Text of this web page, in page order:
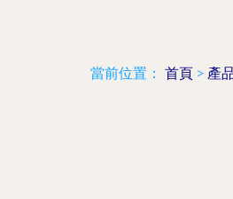
當前位置： 首頁 > 產